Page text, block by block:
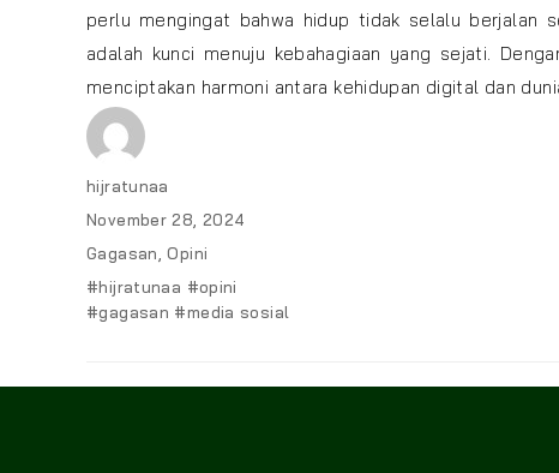
perlu mengingat bahwa hidup tidak selalu berjalan
adalah kunci menuju kebahagiaan yang sejati.
menciptakan harmoni antara kehidupan digital dan
Author
hijratunaa
Posted
on
November 28, 2024
Categories
Gagasan ,Opini
Tags
#hijratunaa #opini
#gagasan #media sosial